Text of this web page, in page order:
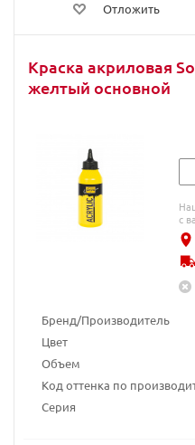
Отложить
Краска акриловая
желтый основной
Бренд/Производитель
Цвет
Объем
Код оттенка по
Серия
с